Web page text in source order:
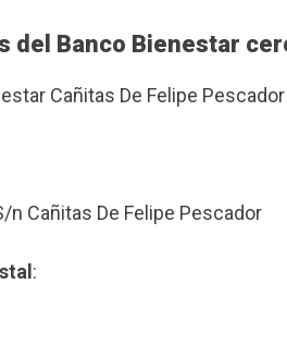
del Banco Bienestar
Cañitas De Felipe Pescador
n Cañitas De Felipe Pescador
: